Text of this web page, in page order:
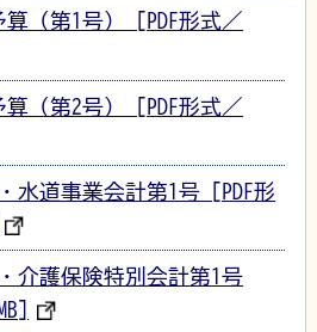
（第1号） [PDF形式／
（第2号） [PDF形式／
水道事業会計第1号 [PDF形
介護保険特別会計第1号